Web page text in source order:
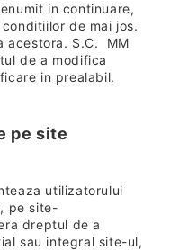
in continuare,
de mai jos.
acestora. S.C. MM
de a modifica
in prealabil.
pe site
utilizatorului
pe site-
dreptul de a
sau integral site-ul,